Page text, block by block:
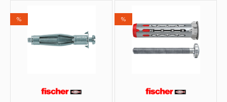
% %